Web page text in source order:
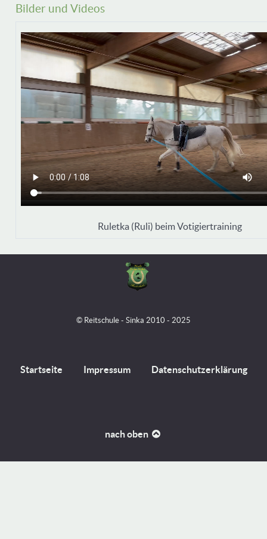
Bilder und Videos
Ruletka (Ruli) beim Votigiertraining
© Reitschule - Sinka 2010 - 2025
Startseite Impressum Datenschutzerklärung
nach oben